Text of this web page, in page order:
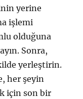
yerine
işlemi
olduğuna
Sonra,
yerleştirin.
her şeyin
için son bir